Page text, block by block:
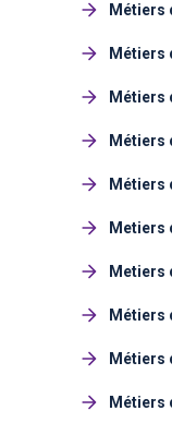
Métiers
Métiers
Métiers
Métiers
Métiers
Metiers
Metiers
Métiers
Métiers
Métiers